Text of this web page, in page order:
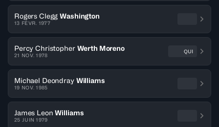
Rogers Clegg Washington
13 FÉVR. 1977
Percy Christopher Werth Moreno
21 NOV. 1978
QUI
Michael Deondray Williams
19 NOV. 1985
James Leon Williams
25 JUIN 1979